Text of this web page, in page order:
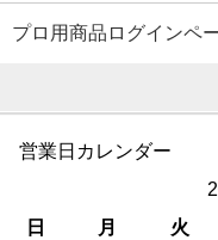
プロ用商品ログインペ
営業日カレンダー
日
月 火